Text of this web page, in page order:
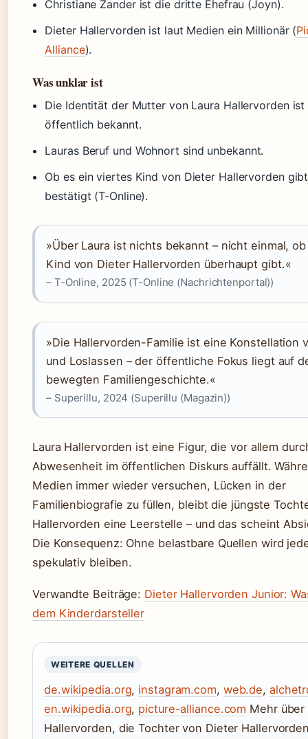
Christiane Zander ist die dritte Ehefrau (Joyn).
Dieter Hallervorden ist laut Medien ein Millionär (
Alliance).
Was unklar ist
Die Identität der Mutter von Laura Hallervorden ist
öffentlich bekannt.
Lauras Beruf und Wohnort sind unbekannt.
Ob es ein viertes Kind von Dieter Hallervorden
bestätigt (T-Online).
»Über Laura ist nichts bekannt – nicht einmal,
Kind von Dieter Hallervorden überhaupt gibt.«
– T-Online, 2025 (T-Online (Nachrichtenportal))
»Die Hallervorden-Familie ist eine Konstellation
und Loslassen – der öffentliche Fokus liegt auf
bewegten Familiengeschichte.«
– Superillu, 2024 (Superillu (Magazin))
Laura Hallervorden ist eine Figur, die vor allem
Abwesenheit im öffentlichen Diskurs auffällt.
Medien immer wieder versuchen, Lücken in der
Familienbiografie zu füllen, bleibt die jüngste
Hallervorden eine Leerstelle – und das scheint
Die Konsequenz: Ohne belastbare Quellen wird
spekulativ bleiben.
Verwandte Beiträge: Dieter Hallervorden Junior:
dem Kinderdarsteller
WEITERE QUELLEN
de.wikipedia.org, instagram.com, web.de,
en.wikipedia.org, picture-alliance.com Mehr über
Hallervorden, die Tochter von Dieter